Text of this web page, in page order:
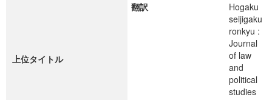
上位タイトル
翻訳
Hogaku
seijigaku
ronkyu :
Journal
of law
and
political
studies